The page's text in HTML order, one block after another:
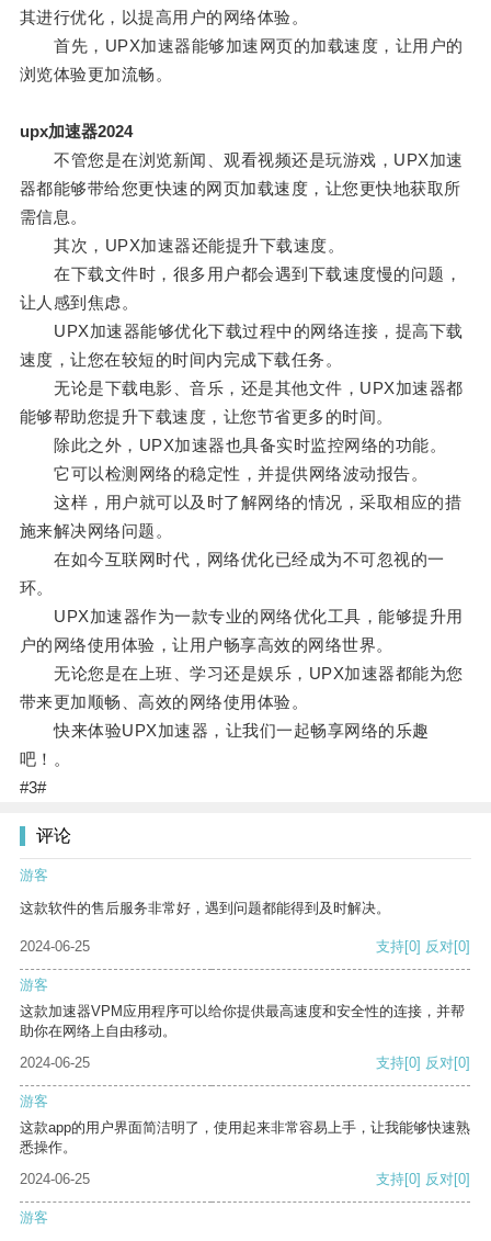
其进行优化，以提高用户的网络体验。
首先，UPX加速器能够加速网页的加载速度，让用户的
浏览体验更加流畅。
upx加速器2024
不管您是在浏览新闻、观看视频还是玩游戏，UPX加速
器都能够带给您更快速的网页加载速度，让您更快地获取所
需信息。
其次，UPX加速器还能提升下载速度。
在下载文件时，很多用户都会遇到下载速度慢的问题，
让人感到焦虑。
UPX加速器能够优化下载过程中的网络连接，提高下载
速度，让您在较短的时间内完成下载任务。
无论是下载电影、音乐，还是其他文件，UPX加速器都
能够帮助您提升下载速度，让您节省更多的时间。
除此之外，UPX加速器也具备实时监控网络的功能。
它可以检测网络的稳定性，并提供网络波动报告。
这样，用户就可以及时了解网络的情况，采取相应的措
施来解决网络问题。
在如今互联网时代，网络优化已经成为不可忽视的一
环。
UPX加速器作为一款专业的网络优化工具，能够提升用
户的网络使用体验，让用户畅享高效的网络世界。
无论您是在上班、学习还是娱乐，UPX加速器都能为您
带来更加顺畅、高效的网络使用体验。
快来体验UPX加速器，让我们一起畅享网络的乐趣
吧！。
#3#
评论
游客
这款软件的售后服务非常好，遇到问题都能得到及时解决。
2024-06-25 支持[0] 反对[0]
游客
这款加速器VPM应用程序可以给你提供最高速度和安全性的连接，并帮
助你在网络上自由移动。
2024-06-25
支持[0] 反对[0]
游客
这款app的用户界面简洁明了，使用起来非常容易上手，让我能够快速熟
悉操作。
2024-06-25
支持[0] 反对[0]
游客